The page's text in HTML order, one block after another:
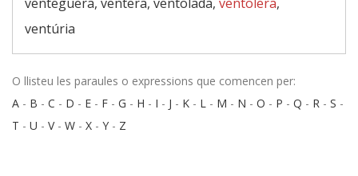
ventúria
O llisteu les paraules o expressions que comencen per:
A - B - C - D - E - F - G - H - I - J - K - L - M - N - O - P - Q - R - S -
T - U - V- W - X - Y - Z